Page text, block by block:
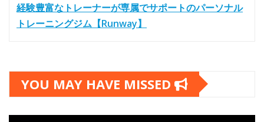
経験豊富なトレーナーが専属でサポートのパーソナル
トレーニングジム【Runway】
YOU MAY HAVE MISSED